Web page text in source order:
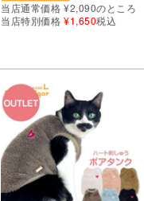
当店通常価格 ¥2,090のところ
当店特別価格 ¥1,650税込